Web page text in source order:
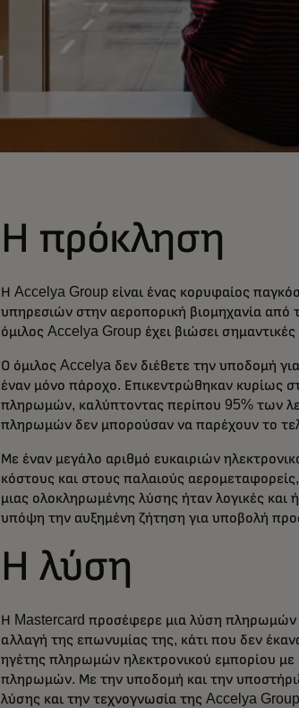
Η πρόκληση
Η Accelya Group είναι ένας κορυφαίος
υπηρεσιών στην αεροπορική βιομηχανία από
όμιλος Accelya Group έχει βιώσει
Ο όμιλος Accelya δεν διέθετε την υποδομή
έναν μόνο πάροχο. Επικεντρώθηκαν κυρίως
πληρωμών, καλύπτοντας περίπου 95% των
πληρωμών δεν μπορούσαν να παρέχουν το
Με έναν μεγάλο αριθμό ευκαιριών
κόστους και στους παλαιούς
μιας ολοκληρωμένης λύσης ήταν λογικές και
υπόψη την αυξημένη ζήτηση για υποβολή
Η λύση
Η Mastercard προσέφερε μια λύση πληρωμών
αλλαγή της επωνυμίας της, κάτι που δεν
ηγέτης πληρωμών ηλεκτρονικού εμπορίου με
πληρωμών. Με την υποδομή και την
λύσης και την τεχνογνωσία της Accelya